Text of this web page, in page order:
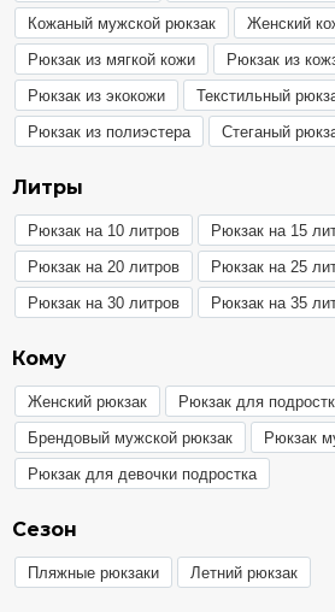
Кожаный мужской рюкзак
Женский
Рюкзак из мягкой кожи
Рюкзак из
Рюкзак из экокожи
Текстильный
Рюкзак из полиэстера
Стеганый
Литры
Рюкзак на 10 литров
Рюкзак на 15
Рюкзак на 20 литров
Рюкзак на 25
Рюкзак на 30 литров
Рюкзак на 35
Кому
Женский рюкзак Рюкзак для
Брендовый мужской рюкзак
Рюкзак
Рюкзак для девочки подростка
Сезон
Пляжные рюкзаки Летний рюкзак